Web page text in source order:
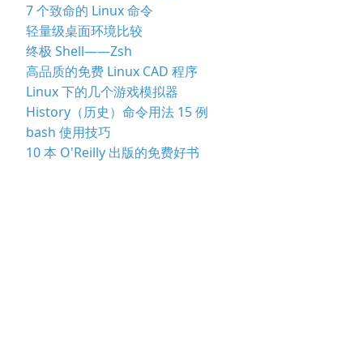
7 个致命的 Linux 命令
轻量级桌面环境比较
终极 Shell——Zsh
高品质的免费 Linux CAD 程序
Linux 下的几个游戏模拟器
History（历史）命令用法 15 例
bash 使用技巧
10 本 O'Reilly 出版的免费好书